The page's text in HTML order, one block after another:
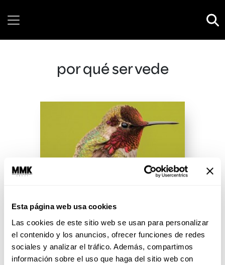
Esta página web usa cookies
Las cookies de este sitio web se usan para personalizar
el contenido y los anuncios, ofrecer funciones de redes
sociales y analizar el tráfico. Además, compartimos
información sobre el uso que haga del sitio web con
por qué ser vede
Guía para ser verde